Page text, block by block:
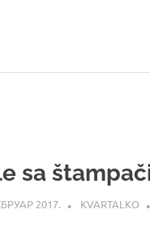
sa
2017. KVARTALKO